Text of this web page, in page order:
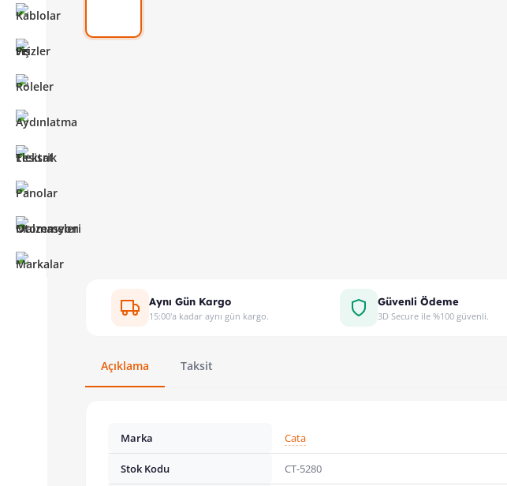
Aynı Gün Kargo
15:00'a kadar aynı gün kargo.
Güvenli Ödeme
3D Secure ile %100 güvenli.
Açıklama Taksit
Marka Cata
Stok Kodu CT-5280